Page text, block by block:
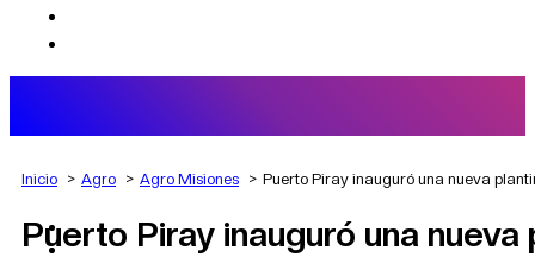
AGRO
DEPORTES
Inicio Agro Agro Misiones Puerto Piray inauguró una nueva
Puerto Piray inauguró una